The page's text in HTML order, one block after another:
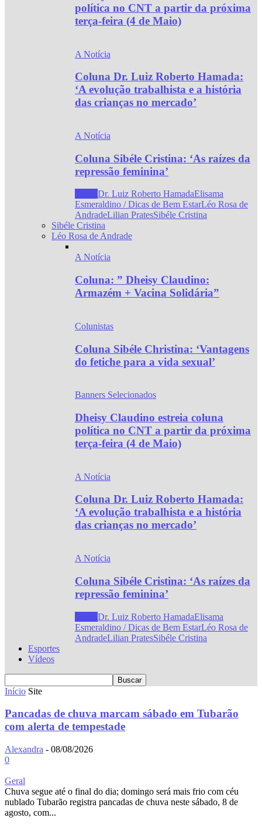
política no CNT a partir da próxima
terça-feira (4 de Maio)
A Notícia
Coluna Dr. Luiz Roberto Hamada:
‘A evolução trabalhista e a história
das crianças no mercado’
A Notícia
Coluna Sibéle Cristina: ‘As raízes da
repressão feminina’
Dr. Luiz Roberto HamadaElisama
Esmeraldino / Dicas de Bem EstarLéo Rosa de
AndradeLilian PratesSibéle Cristina
Sibéle Cristina
Léo Rosa de Andrade
A Notícia
Coluna: ” Dheisy Claudino:
Armazém + Vacina Solidária”
Colunistas
Coluna Sibéle Christina: ‘Vantagens
do fetiche para a vida sexual’
Banners Selecionados
Dheisy Claudino estreia coluna
política no CNT a partir da próxima
terça-feira (4 de Maio)
A Notícia
Coluna Dr. Luiz Roberto Hamada:
‘A evolução trabalhista e a história
das crianças no mercado’
A Notícia
Coluna Sibéle Cristina: ‘As raízes da
repressão feminina’
Dr. Luiz Roberto HamadaElisama
Esmeraldino / Dicas de Bem EstarLéo Rosa de
AndradeLilian PratesSibéle Cristina
Esportes
Vídeos
Início Site
Pancadas de chuva marcam sábado em Tubarão
com alerta de tempestade
Alexandra - 08/08/2026
0
Geral
Chuva segue até o final do dia; domingo será mais frio com céu
nublado Tubarão registra pancadas de chuva neste sábado, 8 de
agosto, com...